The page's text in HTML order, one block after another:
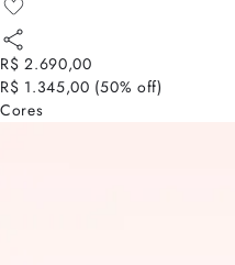
R$ 2.690,00
R$ 1.345,00 (50% off)
Cores